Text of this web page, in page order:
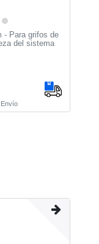
- Para grifos de
del sistema
Envío